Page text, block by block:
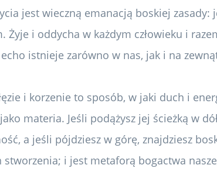
jest wieczną emanacją boskiej zasady:
i oddycha w każdym człowieku i
istnieje zarówno w nas, jak i na
i korzenie to sposób, w jaki duch i
materia. Jeśli podążysz jej ścieżką w
a jeśli pójdziesz w górę, znajdziesz
stworzenia; i jest metaforą bogactwa